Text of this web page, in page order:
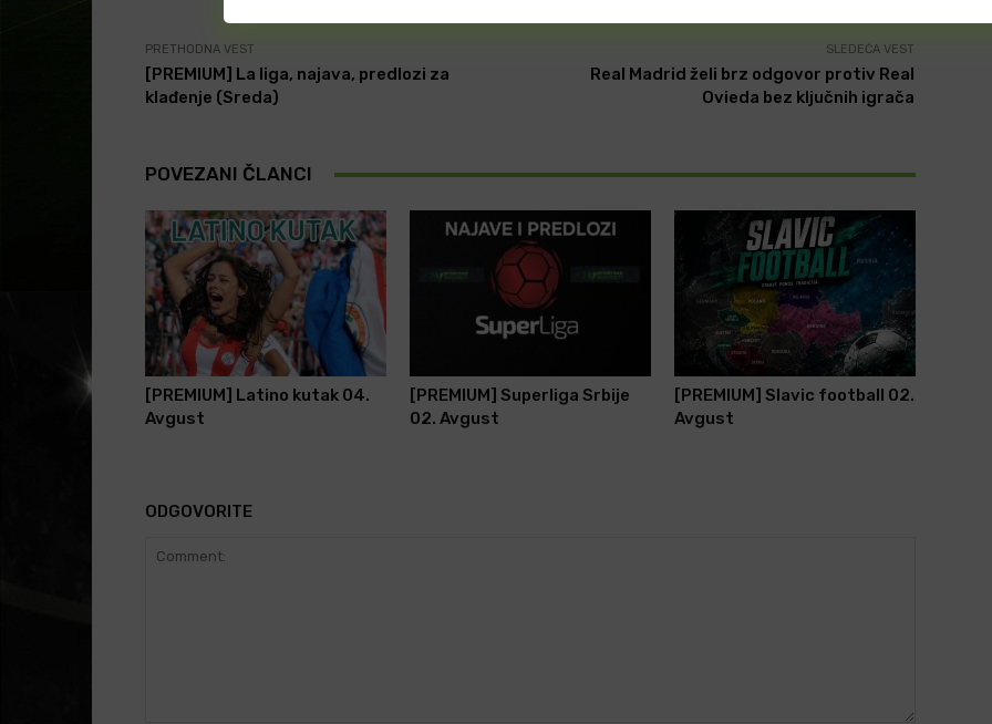
PRETHODNA VEST
[PREMIUM] La liga, najava, predlozi za
klađenje (Sreda)
SLEDEĆA VEST
Real Madrid želi brz odgovor protiv Real
Ovieda bez ključnih igrača
POVEZANI ČLANCI
[PREMIUM] Latino kutak 04.
Avgust
[PREMIUM] Superliga Srbije
02. Avgust
[PREMIUM] Slavic football 02.
Avgust
ODGOVORITE